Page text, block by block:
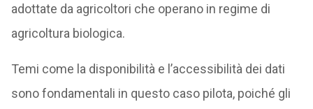
adottate da agricoltori che operano in regime di
agricoltura biologica.
Temi come la disponibilità e l’accessibilità dei dati
sono fondamentali in questo caso pilota, poiché gli